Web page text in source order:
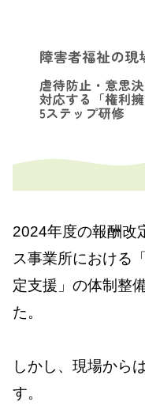
2024年度の報酬改
ス事業所における
定支援」の体制整
た。
しかし、現場から
す。